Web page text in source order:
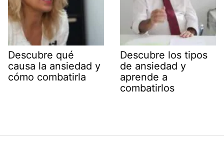
Descubre qué
causa la ansiedad y
cómo combatirla
Descubre los tipos
de ansiedad y
aprende a
combatirlos